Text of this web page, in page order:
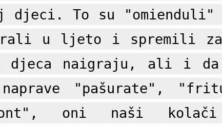
djeci. To su "omienduli"
u ljeto i spremili za
djeca naigraju, ali i da
"pašurate",
oni naši